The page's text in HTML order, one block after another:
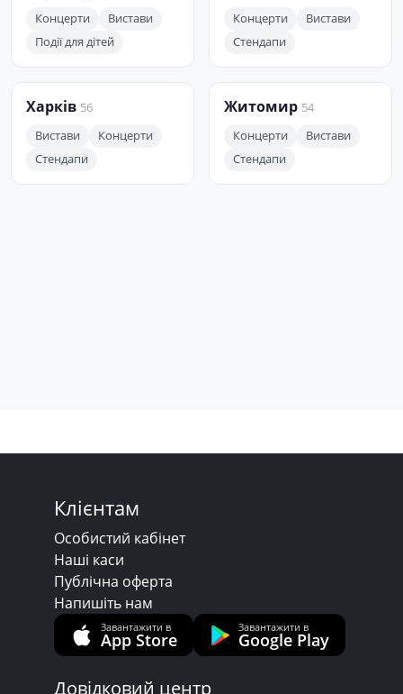
Концерти
Вистави
Події для дітей
Концерти
Вистави
Стендапи
Харків 56
Вистави
Концерти
Стендапи
Житомир 54
Концерти
Вистави
Стендапи
Клієнтам
Особистий кабінет
Наші каси
Публічна оферта
Напишіть нам
Завантажити в
App Store
Завантажити в
Google Play
Довідковий центр